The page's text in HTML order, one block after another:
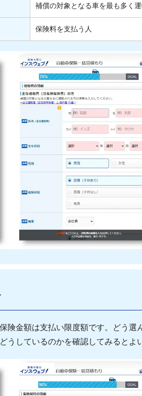
補償の対象となる車を最も多く
保険料を支払う人
険金額は支払い限度額です。どう選
うしているのかを確認してみるとよ